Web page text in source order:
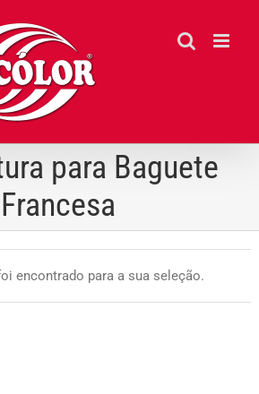
para Baguete
Francesa
encontrado para a sua seleção.